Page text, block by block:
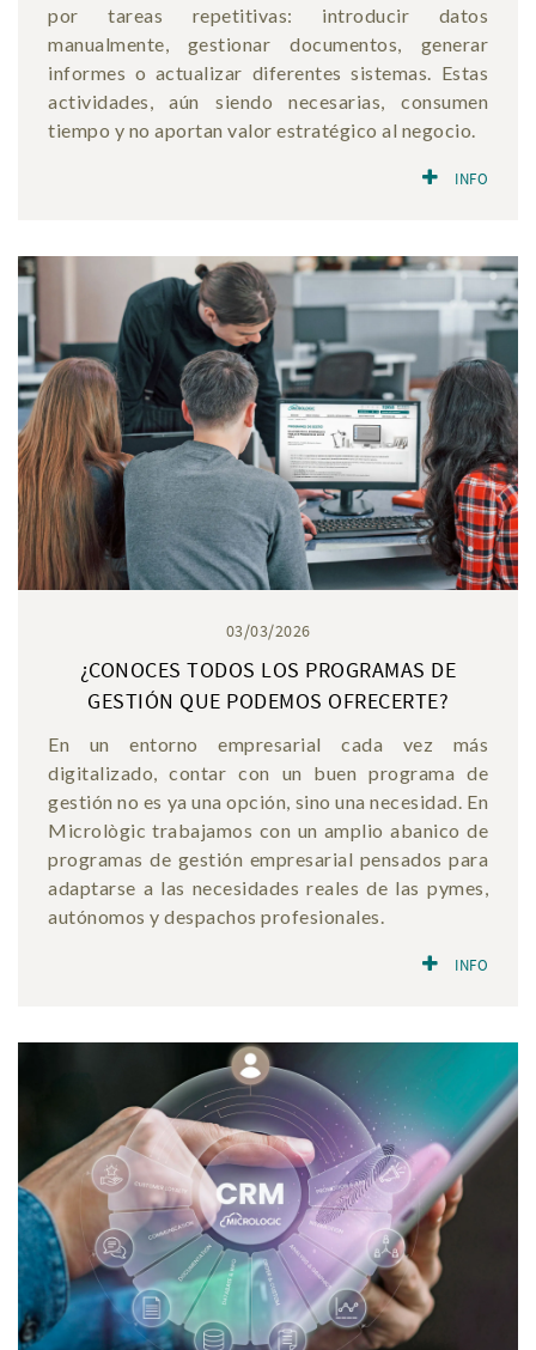
por tareas repetitivas: introducir datos
manualmente, gestionar documentos, generar
informes o actualizar diferentes sistemas. Estas
actividades, aún siendo necesarias, consumen
tiempo y no aportan valor estratégico al negocio.
INFO
03/03/2026
¿CONOCES TODOS LOS PROGRAMAS DE
GESTIÓN QUE PODEMOS OFRECERTE?
En un entorno empresarial cada vez más
digitalizado, contar con un buen programa de
gestión no es ya una opción, sino una necesidad. En
Micrològic trabajamos con un amplio abanico de
programas de gestión empresarial pensados ​​para
adaptarse a las necesidades reales de las pymes,
autónomos y despachos profesionales.
INFO